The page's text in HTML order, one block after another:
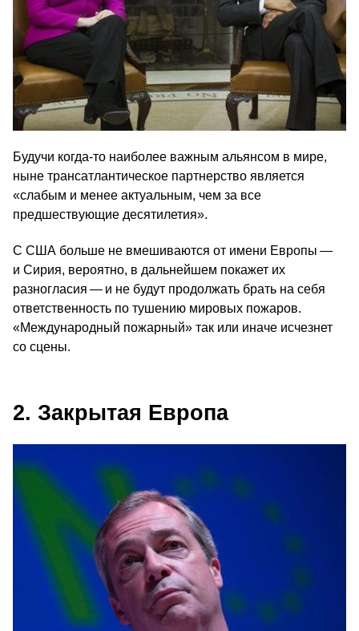
Будучи когда-то наиболее важным альянсом в мире,
ныне трансатлантическое партнерство является
«слабым и менее актуальным, чем за все
предшествующие десятилетия».
С США больше не вмешиваются от имени Европы —
и Сирия, вероятно, в дальнейшем покажет их
разногласия — и не будут продолжать брать на себя
ответственность по тушению мировых пожаров.
«Международный пожарный» так или иначе исчезнет
со сцены.
2. Закрытая Европа